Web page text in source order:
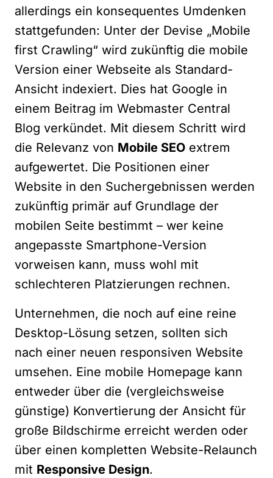
allerdings ein konsequentes Umdenken
stattgefunden: Unter der Devise „Mobile
first Crawling“ wird zukünftig die mobile
Version einer Webseite als Standard-
Ansicht indexiert. Dies hat Google in
einem Beitrag im Webmaster Central
Blog verkündet. Mit diesem Schritt wird
die Relevanz von Mobile SEO extrem
aufgewertet. Die Positionen einer
Website in den Suchergebnissen werden
zukünftig primär auf Grundlage der
mobilen Seite bestimmt – wer keine
angepasste Smartphone-Version
vorweisen kann, muss wohl mit
schlechteren Platzierungen rechnen.
Unternehmen, die noch auf eine reine
Desktop-Lösung setzen, sollten sich
nach einer neuen responsiven Website
umsehen. Eine mobile Homepage kann
entweder über die (vergleichsweise
günstige) Konvertierung der Ansicht für
große Bildschirme erreicht werden oder
über einen kompletten Website-Relaunch
mit Responsive Design.